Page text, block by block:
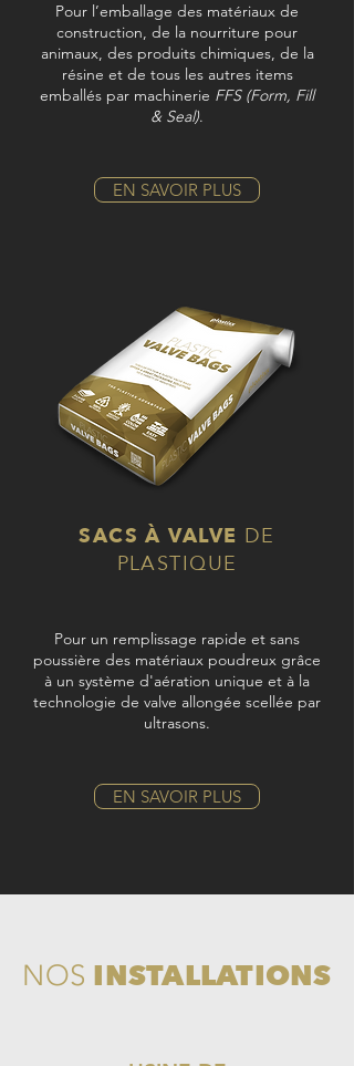
Pour l’emballage des matériaux de
construction, de la nourriture pour
animaux, des produits chimiques, de la
résine et de tous les autres items
emballés par machinerie FFS (Form, Fill
& Seal).
EN SAVOIR PLUS
SACS À VALVE DE
PLASTIQUE
Pour un remplissage rapide et sans
poussière des matériaux poudreux grâce
à un système d'aération unique et à la
technologie de valve allongée scellée par
ultrasons.
EN SAVOIR PLUS
NOS INSTALLATIONS